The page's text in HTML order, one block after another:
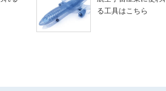
る工具はこちら